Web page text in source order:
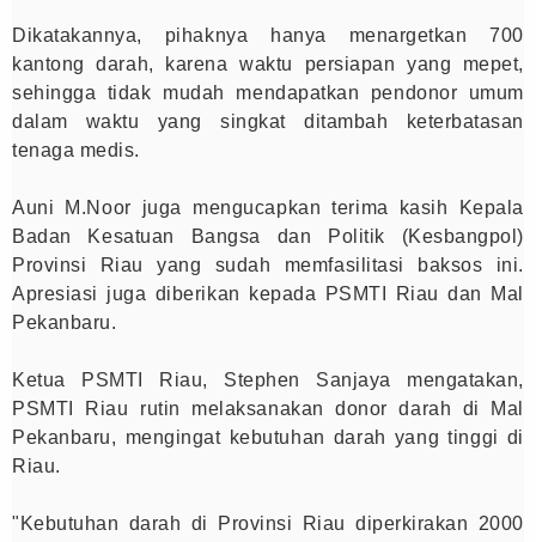
Dikatakannya, pihaknya hanya menargetkan 700
kantong darah, karena waktu persiapan yang mepet,
sehingga tidak mudah mendapatkan pendonor umum
dalam waktu yang singkat ditambah keterbatasan
tenaga medis.
Auni M.Noor juga mengucapkan terima kasih Kepala
Badan Kesatuan Bangsa dan Politik (Kesbangpol)
Provinsi Riau yang sudah memfasilitasi baksos ini.
Apresiasi juga diberikan kepada PSMTI Riau dan Mal
Pekanbaru.
Ketua PSMTI Riau, Stephen Sanjaya mengatakan,
PSMTI Riau rutin melaksanakan donor darah di Mal
Pekanbaru, mengingat kebutuhan darah yang tinggi di
Riau.
"Kebutuhan darah di Provinsi Riau diperkirakan 2000